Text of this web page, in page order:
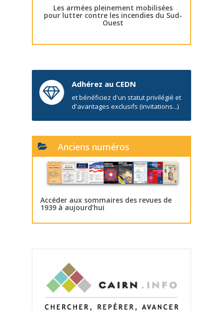
Les armées pleinement mobilisées
pour lutter contre les incendies du Sud-
Ouest
Adhérez au CEDN
et bénéficiez d'un statut privilégié et
d'avantages exclusifs (invitations...)
Anciens numéros
Accéder aux sommaires des revues de
1939 à aujourd’hui